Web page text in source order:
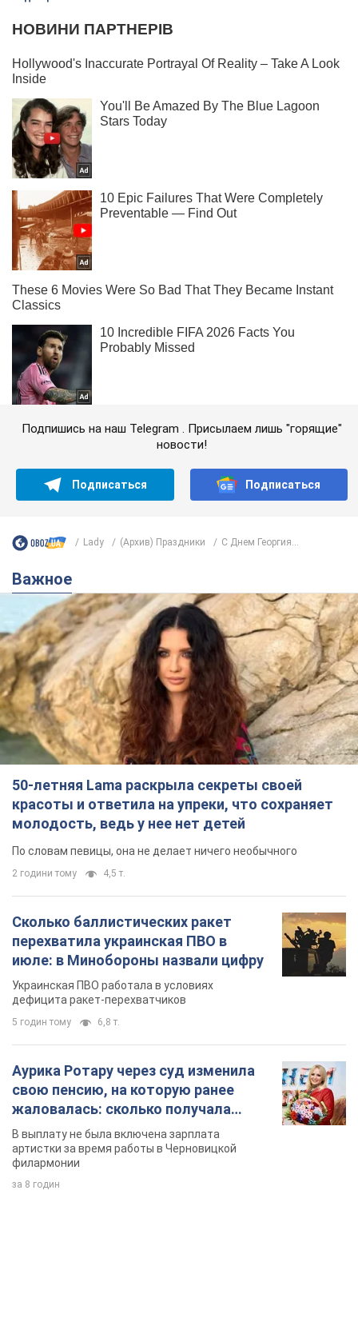
Подпишись на наш Telegram . Присылаем лишь "горящие"
новости!
Подписаться Подписаться
Lady (Архив) Праздники С Днем Георгия...
Важное
50-летняя Lama раскрыла секреты своей
красоты и ответила на упреки, что сохраняет
молодость, ведь у нее нет детей
По словам певицы, она не делает ничего необычного
2 години тому 4,5 т.
Сколько баллистических ракет
перехватила украинская ПВО в
июле: в Минобороны назвали цифру
Украинская ПВО работала в условиях
дефицита ракет-перехватчиков
5 годин тому 6,8 т.
Аурика Ротару через суд изменила
свою пенсию, на которую ранее
жаловалась: сколько получала
певица
В выплату не была включена зарплата
артистки за время работы в Черновицкой
филармонии
за 8 годин